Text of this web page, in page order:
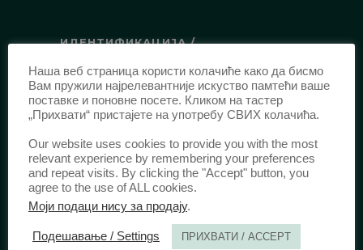
ИДЕНТИФИКАЦИЈА /
ISSN:0003-2565(Штампано издање)
еISSN:2406-2693(Онлајн издање)
DOI:10.51204/Anali_PFBU_1906
ИЗДАВАЧ /
Правни факултет Универзитета у
Булевар краља Александра 67
Наша веб страница користи колачиће како да бисмо
Вам пружили најрелевантније искуство памтећи ваше
поставке и поновне посете. Кликом на тастер
„Прихвати“ пристајете на употребу СВИХ колачића.
Our website uses cookies to provide you with the most
relevant experience by remembering your preferences
and repeat visits. By clicking the "Accept" button, you
agree to the use of ALL cookies.
Моји подаци нису за продају.
Подешавање / Settings ПРИХВАТИ / ACCEPT